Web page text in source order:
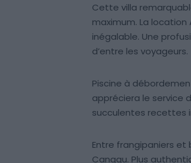
Cette villa
maximum. La
inégalable. Une
d’entre les voyageurs.
Piscine à
appréciera le service
succulentes recettes
Entre frangipaniers et
Canggu. Plus